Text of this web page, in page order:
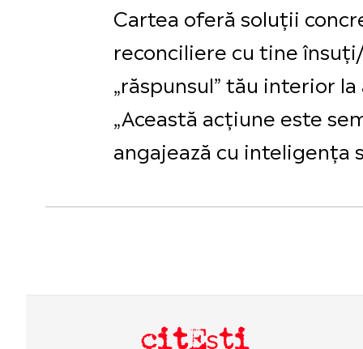
Cartea oferă soluții
reconciliere cu tine
„răspunsul” tău interior
„Această acțiune este
angajează cu inteligența
citEști